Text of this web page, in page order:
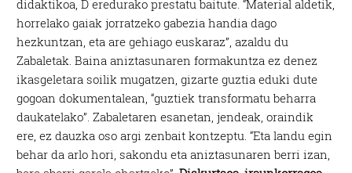
didaktikoa, D eredurako prestatu baitute. “Material aldetik,
horrelako gaiak jorratzeko gabezia handia dago
hezkuntzan, eta are gehiago euskaraz”, azaldu du
Zabaletak. Baina aniztasunaren formakuntza ez denez
ikasgeletara soilik mugatzen, gizarte guztia eduki dute
gogoan dokumentalean, “guztiek transformatu beharra
daukatelako”. Zabaletaren esanetan, jendeak, oraindik
ere, ez dauzka oso argi zenbait kontzeptu. “Eta landu egin
behar da arlo hori, sakondu eta aniztasunaren berri izan,